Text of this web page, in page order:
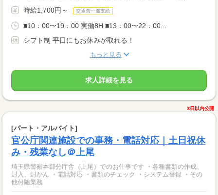
時給1,700円～ 交通費一部支給
■10：00〜19：00 実働8H ■13：00〜22：00...
シフト制 平日にもお休みが取れる！
もっと見る
求人詳細を見る
3日以内公開
[パート・アルバイト]
官公庁関連施設での事務・電話対応｜土日祝休
み・残業なし＠上尾
埼玉県警察本部分庁舎（上尾）でのお仕事です ・各種書類の作成、
封入、封かん ・電話対応 ・書類のチェック ・システム登録 ・その
他付随業務